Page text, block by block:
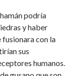
podría
y haber
con la
sus
humanos.